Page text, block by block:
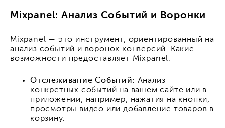
Mixpanel: Анализ Событий и Воронки
Mixpanel — это инструмент, ориентированный на
анализ событий и воронок конверсий. Какие
возможности предоставляет Mixpanel:
Отслеживание Событий: Анализ
конкретных событий на вашем сайте или в
приложении, например, нажатия на кнопки,
просмотры видео или добавление товаров в
корзину.